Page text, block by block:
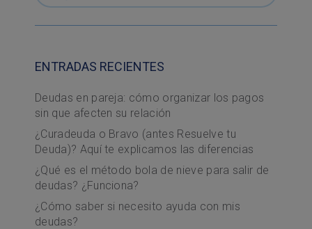
ENTRADAS RECIENTES
Deudas en pareja: cómo organizar los pagos
sin que afecten su relación
¿Curadeuda o Bravo (antes Resuelve tu
Deuda)? Aquí te explicamos las diferencias
¿Qué es el método bola de nieve para salir de
deudas? ¿Funciona?
¿Cómo saber si necesito ayuda con mis
deudas?